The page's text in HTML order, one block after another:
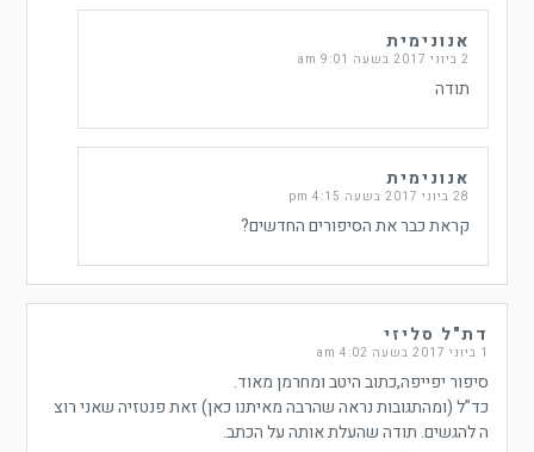
אנונימית
2 ביוני 2017 בשעה 9:01 am
תודה
אנונימית
28 ביוני 2017 בשעה 4:15 pm
קראת כבר את הסיפורים החדשים?
דת"ל סליזי
1 ביוני 2017 בשעה 4:02 am
סיפור יפייפה,כתוב היטב ומחרמן מאוד.
כד”ל (ומהתגובות נראה שהרבה מאיתנו כאן) זאת פנטזיה שאני רוצ
ה להגשים. תודה שהעלת אותה על הכתב.